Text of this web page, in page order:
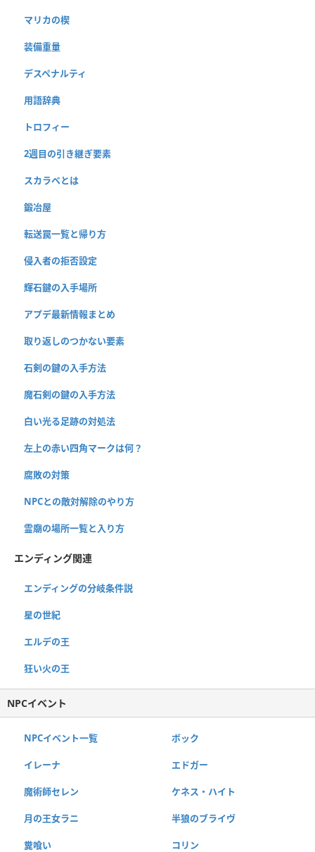
マリカの楔
装備重量
デスペナルティ
用語辞典
トロフィー
2週目の引き継ぎ要素
スカラベとは
鍛冶屋
転送罠一覧と帰り方
侵入者の拒否設定
輝石鍵の入手場所
アプデ最新情報まとめ
取り返しのつかない要素
石剣の鍵の入手方法
魔石剣の鍵の入手方法
白い光る足跡の対処法
左上の赤い四角マークは何？
腐敗の対策
NPCとの敵対解除のやり方
霊廟の場所一覧と入り方
エンディング関連
エンディングの分岐条件説
星の世紀
エルデの王
狂い火の王
NPCイベント
NPCイベント一覧 ボック
イレーナ エドガー
魔術師セレン ケネス・ハイト
月の王女ラニ 半狼のブライヴ
糞喰い コリン